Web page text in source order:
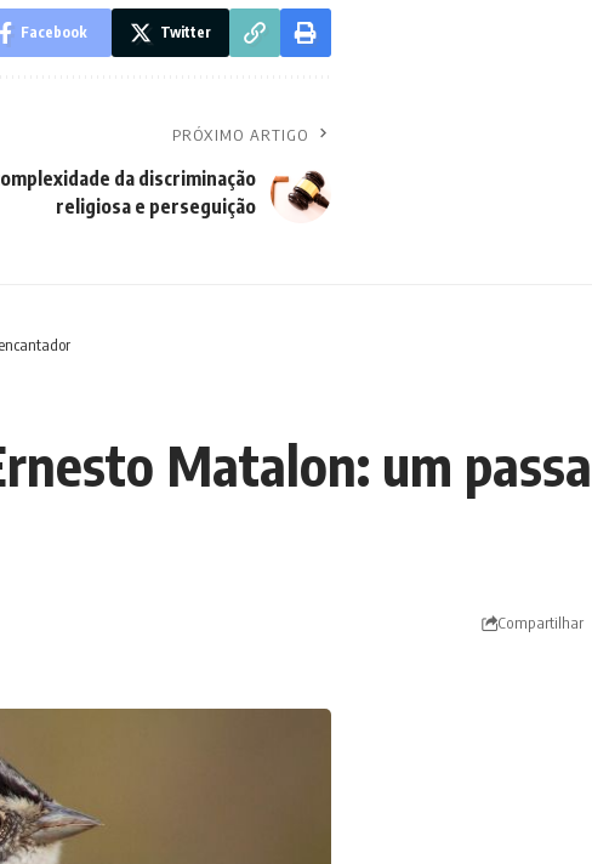
Facebook Twitter
PRÓXIMO ARTIGO
da discriminação
religiosa e perseguição
Matalon: um
Compartilhar